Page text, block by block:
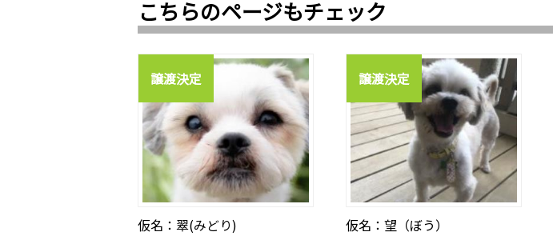
こちらのページもチェック
譲渡決定
仮名：翠(みどり)
譲渡決定
仮名：望（ぼう）